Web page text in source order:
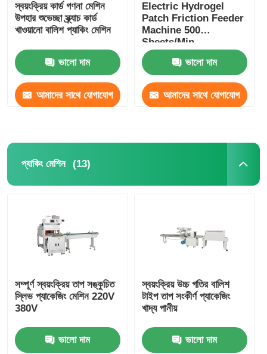
স্বয়ংক্রিয় কার্ড গণনা মেশিন
উপহার শুভেচ্ছা স্ক্র্যাচ কার্ড
খাওয়ানো বালিশ প্যাকিং মেশিন
ভালো দাম
আমাদের সাথে যোগাযোগ
Electric Hydrogel
Patch Friction Feeder
Machine 500
Sheets/Min
ভালো দাম
আমাদের সাথে যোগাযোগ
প্যাকিং মেশিন (13)
সম্পূর্ণ স্বয়ংক্রিয় তাপ সঙ্কুচিত
স্লিভ প্যাকেজিং মেশিন 220V
380V
ভালো দাম
স্বয়ংক্রিয় উচ্চ গতির বালিশ
টাইপ তাপ সংকীর্ণ প্যাকেজিং
খাদ্য পানীয়
ভালো দাম